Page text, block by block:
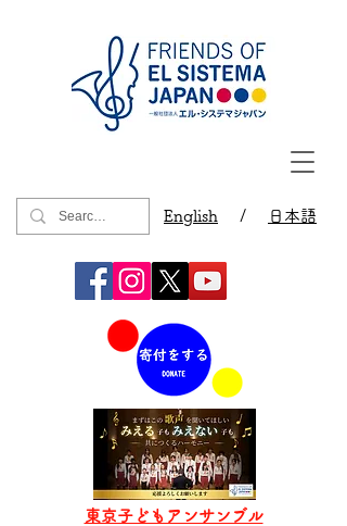
English / 日本語
東京子どもアンサンブル